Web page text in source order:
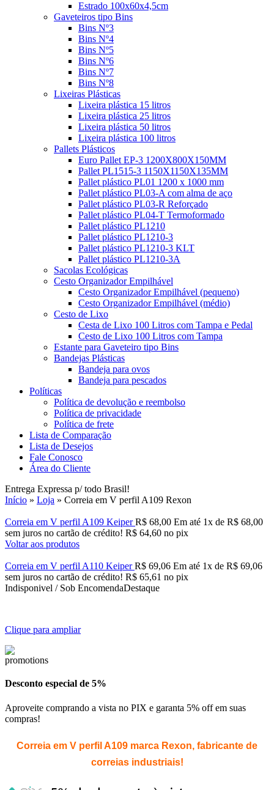
Estrado 100x60x4,5cm
Gaveteiros tipo Bins
Bins Nº3
Bins Nº4
Bins Nº5
Bins Nº6
Bins Nº7
Bins Nº8
Lixeiras Plásticas
Lixeira plástica 15 litros
Lixeira plástica 25 litros
Lixeira plástica 50 litros
Lixeira plástica 100 litros
Pallets Plásticos
Euro Pallet EP-3 1200X800X150MM
Pallet PL1515-3 1150X1150X135MM
Pallet plástico PL01 1200 x 1000 mm
Pallet plástico PL03-A com alma de aço
Pallet plástico PL03-R Reforçado
Pallet plástico PL04-T Termoformado
Pallet plástico PL1210
Pallet plástico PL1210-3
Pallet plástico PL1210-3 KLT
Pallet plástico PL1210-3A
Sacolas Ecológicas
Cesto Organizador Empilhável
Cesto Organizador Empilhável (pequeno)
Cesto Organizador Empilhável (médio)
Cesto de Lixo
Cesta de Lixo 100 Litros com Tampa e Pedal
Cesto de Lixo 100 Litros com Tampa
Estante para Gaveteiro tipo Bins
Bandejas Plásticas
Bandeja para ovos
Bandeja para pescados
Políticas
Política de devolução e reembolso
Política de privacidade
Política de frete
Lista de Comparação
Lista de Desejos
Fale Conosco
Área do Cliente
Entrega Expressa p/ todo Brasil!
Início » Loja » Correia em V perfil A109 Rexon
Correia em V perfil A109 KeiperR$ 68,00 Em até 1x de R$ 68,00
sem juros no cartão de crédito! R$ 64,60 no pix
Voltar aos produtos
Correia em V perfil A110 KeiperR$ 69,06 Em até 1x de R$ 69,06
sem juros no cartão de crédito! R$ 65,61 no pix
Indisponivel / Sob EncomendaDestaque
Clique para ampliar
Desconto especial de 5%
Aproveite comprando a vista no PIX e garanta 5% off em suas
compras!
Correia em V perfil A109 marca Rexon, fabricante de
correias industriais!